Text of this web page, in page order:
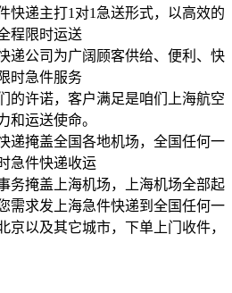
快递主打1对1急送形式，以高效的
程限时运送
递公司为广阔顾客供给、便利、快
时急件服务
的许诺，客户满足是咱们上海航空
和运送使命。
递掩盖全国各地机场，全国任何一
急件快递收运
务掩盖上海机场，上海机场全部起
需求发上海急件快递到全国任何一
京以及其它城市，下单上门收件，